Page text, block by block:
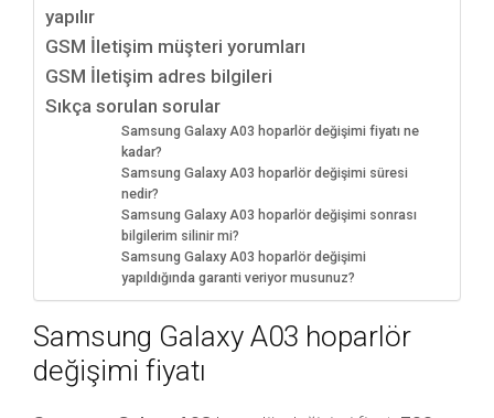
yapılır
GSM İletişim müşteri yorumları
GSM İletişim adres bilgileri
Sıkça sorulan sorular
Samsung Galaxy A03 hoparlör değişimi fiyatı ne
kadar?
Samsung Galaxy A03 hoparlör değişimi süresi
nedir?
Samsung Galaxy A03 hoparlör değişimi sonrası
bilgilerim silinir mi?
Samsung Galaxy A03 hoparlör değişimi
yapıldığında garanti veriyor musunuz?
Samsung Galaxy A03 hoparlör
değişimi fiyatı